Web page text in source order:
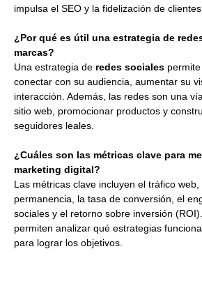
impulsa el SEO y la fidelización de clientes.
¿Por qué es útil una estrategia de
marcas?
Una estrategia de redes sociales
conectar con su audiencia, aumentar su
interacción. Además, las redes son una
sitio web, promocionar productos y
seguidores leales.
¿Cuáles son las métricas clave para
marketing digital?
Las métricas clave incluyen el tráfico
permanencia, la tasa de conversión, el
sociales y el retorno sobre inversión
permiten analizar qué estrategias
para lograr los objetivos.